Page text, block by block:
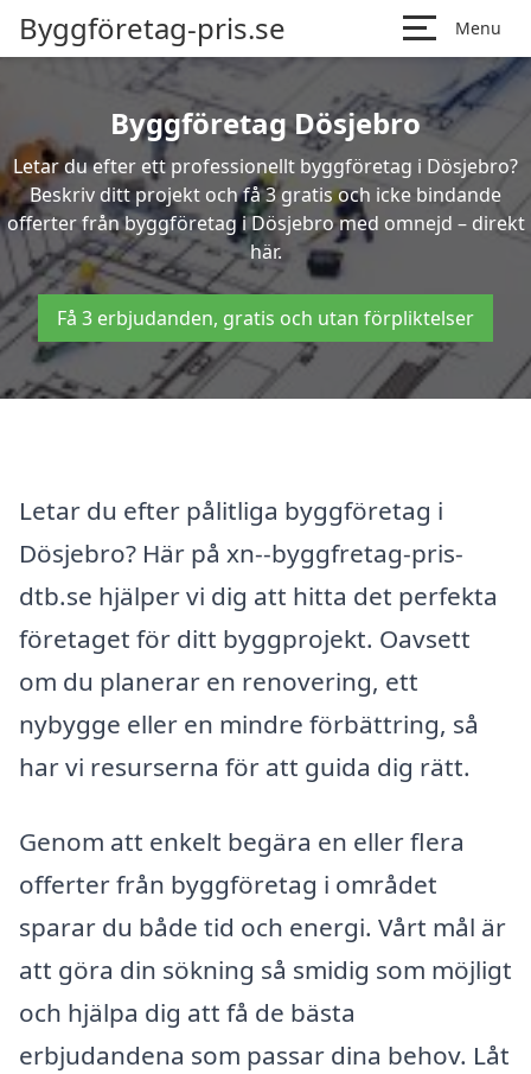
Byggföretag-pris.se Menu
Byggföretag Dösjebro
Letar du efter ett professionellt byggföretag i Dösjebro?
Beskriv ditt projekt och få 3 gratis och icke bindande
offerter från byggföretag i Dösjebro med omnejd – direkt
här.
Få 3 erbjudanden, gratis och utan förpliktelser
Letar du efter pålitliga byggföretag i
Dösjebro? Här på xn--byggfretag-pris-
dtb.se hjälper vi dig att hitta det perfekta
företaget för ditt byggprojekt. Oavsett
om du planerar en renovering, ett
nybygge eller en mindre förbättring, så
har vi resurserna för att guida dig rätt.
Genom att enkelt begära en eller flera
offerter från byggföretag i området
sparar du både tid och energi. Vårt mål är
att göra din sökning så smidig som möjligt
och hjälpa dig att få de bästa
erbjudandena som passar dina behov. Låt